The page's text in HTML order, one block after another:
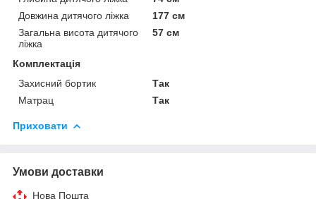
Довжина дитячого ліжка
177 см
Загальна висота дитячого
ліжка
57 см
Комплектація
Захисний бортик
Так
Матрац
Так
Приховати
Умови доставки
Нова Пошта